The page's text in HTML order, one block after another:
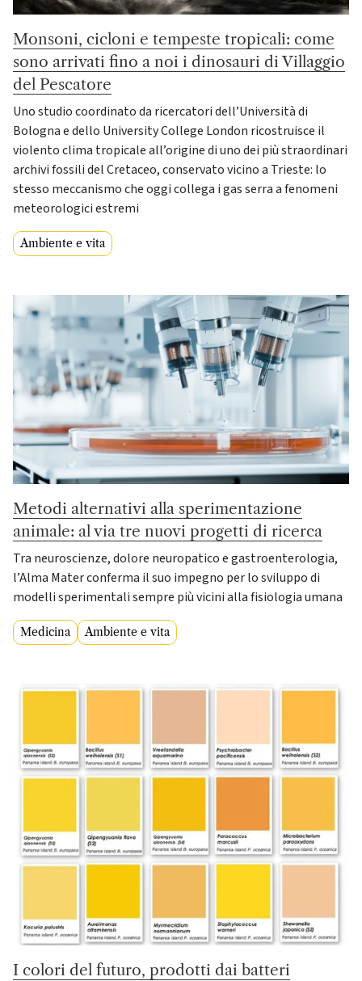
Monsoni, cicloni e tempeste tropicali: come
sono arrivati fino a noi i dinosauri di Villaggio
del Pescatore
Uno studio coordinato da ricercatori dell’Università di
Bologna e dello University College London ricostruisce il
violento clima tropicale all’origine di uno dei più straordinari
archivi fossili del Cretaceo, conservato vicino a Trieste: lo
stesso meccanismo che oggi collega i gas serra a fenomeni
meteorologici estremi
Ambiente e vita
Metodi alternativi alla sperimentazione
animale: al via tre nuovi progetti di ricerca
Tra neuroscienze, dolore neuropatico e gastroenterologia,
l’Alma Mater conferma il suo impegno per lo sviluppo di
modelli sperimentali sempre più vicini alla fisiologia umana
Medicina Ambiente e vita
I colori del futuro, prodotti dai batteri